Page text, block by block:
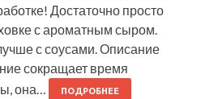
Достаточно просто
с ароматным сыром.
с соусами. Описание
сокращает время
она…
ПОДРОБНЕЕ